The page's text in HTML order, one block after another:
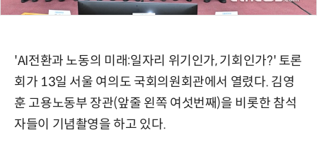
'AI전환과 노동의 미래:일자리 위기인가, 기회인가?' 토론
회가 13일 서울 여의도 국회의원회관에서 열렸다. 김영
훈 고용노동부 장관(앞줄 왼쪽 여섯번째)을 비롯한 참석
자들이 기념촬영을 하고 있다.